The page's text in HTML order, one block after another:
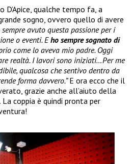
qualche tempo fa, a
sogno, ovvero quello di avere
sempre avuto questa passione per i
o eventi. Eho sempre sognato di
come lo aveva mio padre. Oggi
realtà. I lavori sono iniziati…Per me
qualcosa che sentivo dentro da
forma davvero.”E ora ecco che il
grazie anche all’aiuto della
coppia è quindi pronta per